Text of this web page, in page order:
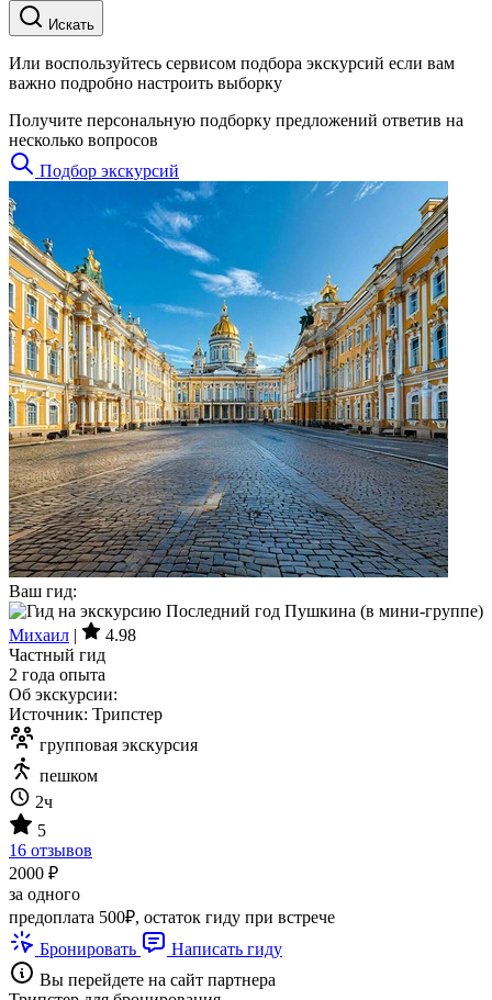
Искать
Или воспользуйтесь сервисом подбора экскурсий если вам
важно подробно настроить выборку
Получите персональную подборку предложений ответив на
несколько вопросов
Подбор экскурсий
Ваш гид:
Михаил |
4.98
Частный гид
2 года опыта
Об экскурсии:
Источник: Трипстер
групповая экскурсия
пешком
2ч
5
16 отзывов
2000 ₽
за одного
предоплата 500₽, остаток гиду при встрече
Бронировать
Написать гиду
Вы перейдете на сайт партнера